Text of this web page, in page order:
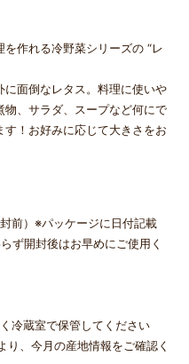
作れる冷野菜シリーズの “レ
面倒なレタス。料理に使いや
、サラダ、スープなど何にで
！お好みに応じて大きさをお
前）※パッケージに日付記載
はお早めにご使用く
蔵室で保管してください
り、今月の産地情報をご確認く